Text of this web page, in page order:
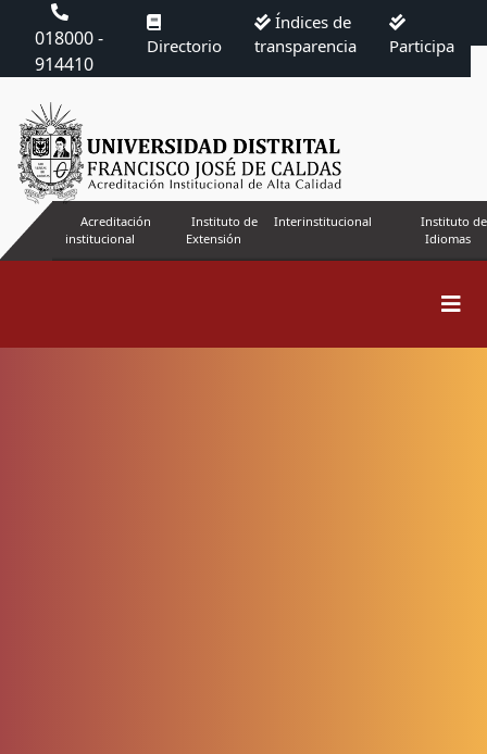
018000 -
914410
Directorio
Índices de
transparencia
Participa
Acreditación
institucional
Instituto de
Extensión
Interinstitucional
Instituto de
Idiomas